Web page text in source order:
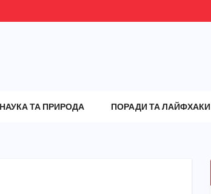
НАУКА ТА ПРИРОДА ПОРАДИ ТА ЛАЙФХАКИ